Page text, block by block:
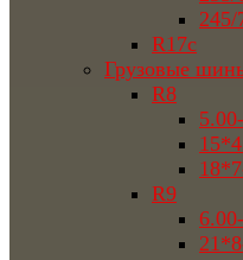
245/
R17c
Грузовые
R8
R9